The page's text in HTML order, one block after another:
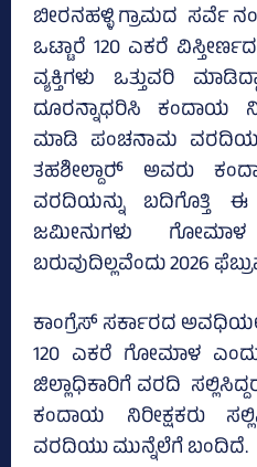
ಬೀರನಹಳ್ಳಿ ಗ್ರಾಮದ ಸರ್ವೆ
ಒಟ್ಟಾರೆ 120 ಎಕರೆ
ವ್ಯಕ್ತಿಗಳು ಒತ್ತುವರಿ
ದೂರನ್ನಾಧರಿಸಿ ಕಂದಾಯ
ಮಾಡಿ ಪಂಚನಾಮ
ತಹಶೀಲ್ದಾರ್‍‌ ಅವರು
ವರದಿಯನ್ನು ಬದಿಗೊತ್ತಿ
ಜಮೀನುಗಳು ಗೋಮಾಳ
ಬರುವುದಿಲ್ಲವೆಂದು 2026
ಕಾಂಗ್ರೆಸ್‌ ಸರ್ಕಾರದ
120 ಎಕರೆ ಗೋಮಾಳ ಎಂದು
ಜಿಲ್ಲಾಧಿಕಾರಿಗೆ ವರದಿ
ಕಂದಾಯ ನಿರೀಕ್ಷಕರು
ವರದಿಯು ಮುನ್ನೆಲೆಗೆ ಬಂದಿದೆ.